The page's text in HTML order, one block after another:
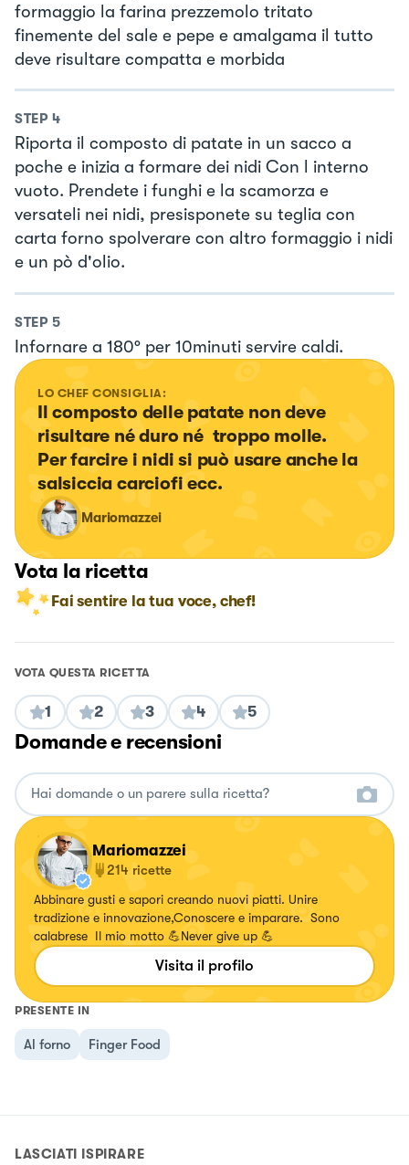
formaggio la farina prezzemolo tritato
finemente del sale e pepe e amalgama il tutto
deve risultare compatta e morbida
STEP 4
Riporta il composto di patate in un sacco a
poche e inizia a formare dei nidi Con l interno
vuoto. Prendete i funghi e la scamorza e
versateli nei nidi, presisponete su teglia con
carta forno spolverare con altro formaggio i nidi
e un pò d'olio.
STEP 5
Infornare a 180° per 10minuti servire caldi.
LO CHEF CONSIGLIA:
Il composto delle patate non deve
risultare né duro né  troppo molle.
Per farcire i nidi si può usare anche la
salsiccia carciofi ecc.
Mariomazzei
Vota la ricetta
Fai sentire la tua voce, chef!
VOTA QUESTA RICETTA
1 2 3 4 5
Domande e recensioni
Mariomazzei
214 ricette
Abbinare gusti e sapori creando nuovi piatti. Unire
tradizione e innovazione,Conoscere e imparare. Sono
calabrese Il mio motto 💪Never give up 💪
Visita il profilo
PRESENTE IN
Al forno Finger Food
LASCIATI ISPIRARE